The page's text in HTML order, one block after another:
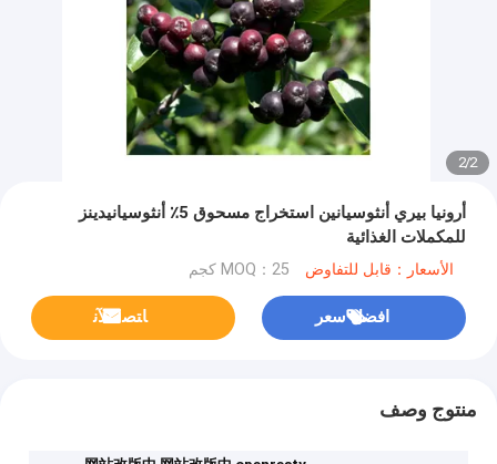
2
/
2
أرونيا بيري أنثوسيانين استخراج مسحوق 5٪ أنثوسيانيدينز
للمكملات الغذائية
الأسعار：قابل للتفاوض MOQ：25 كجم
افضل سعر ﺎﺘﺼﻟ ﺍﻶﻧ
منتوج وصف